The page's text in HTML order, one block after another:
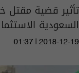
تأثير قضية
السعودية
01:37 | 2018-12-19